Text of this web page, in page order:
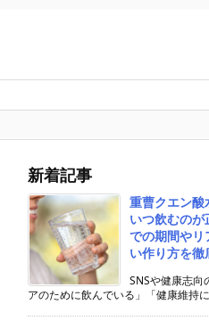
新着記事
重曹クエン酸
いつ飲むのが
での期間やリ
い作り方を徹
SNSや健康志向
アのために飲んでいる」「健康維持